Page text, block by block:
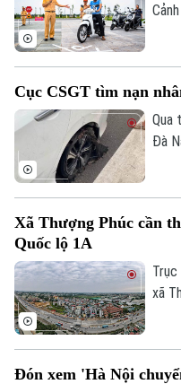
Cục CSGT tìm nạn
Qua
Đà
gia
Xã Thượng Phúc cần
Quốc lộ 1A
Trục
xã
Đón xem 'Hà Nội